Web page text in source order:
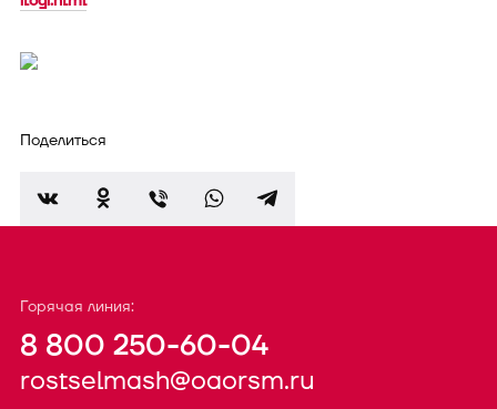
Поделиться
Горячая линия:
8 800 250-60-04
rostselmash@oaorsm.ru